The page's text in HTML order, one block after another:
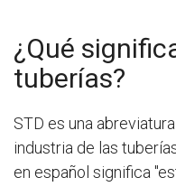
¿Qué
tuberías?
STD es una
industria de las
en español significa